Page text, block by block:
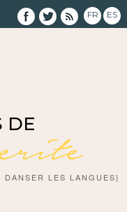
FR ES
DE
LES LANGUES}